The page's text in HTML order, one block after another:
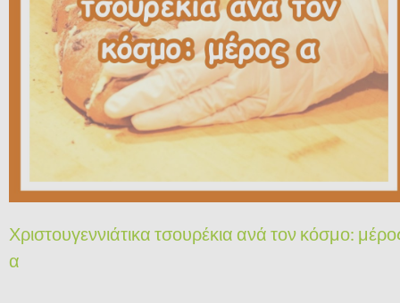
Χριστουγεννιάτικα τσουρέκια ανά τον κόσμο:
α